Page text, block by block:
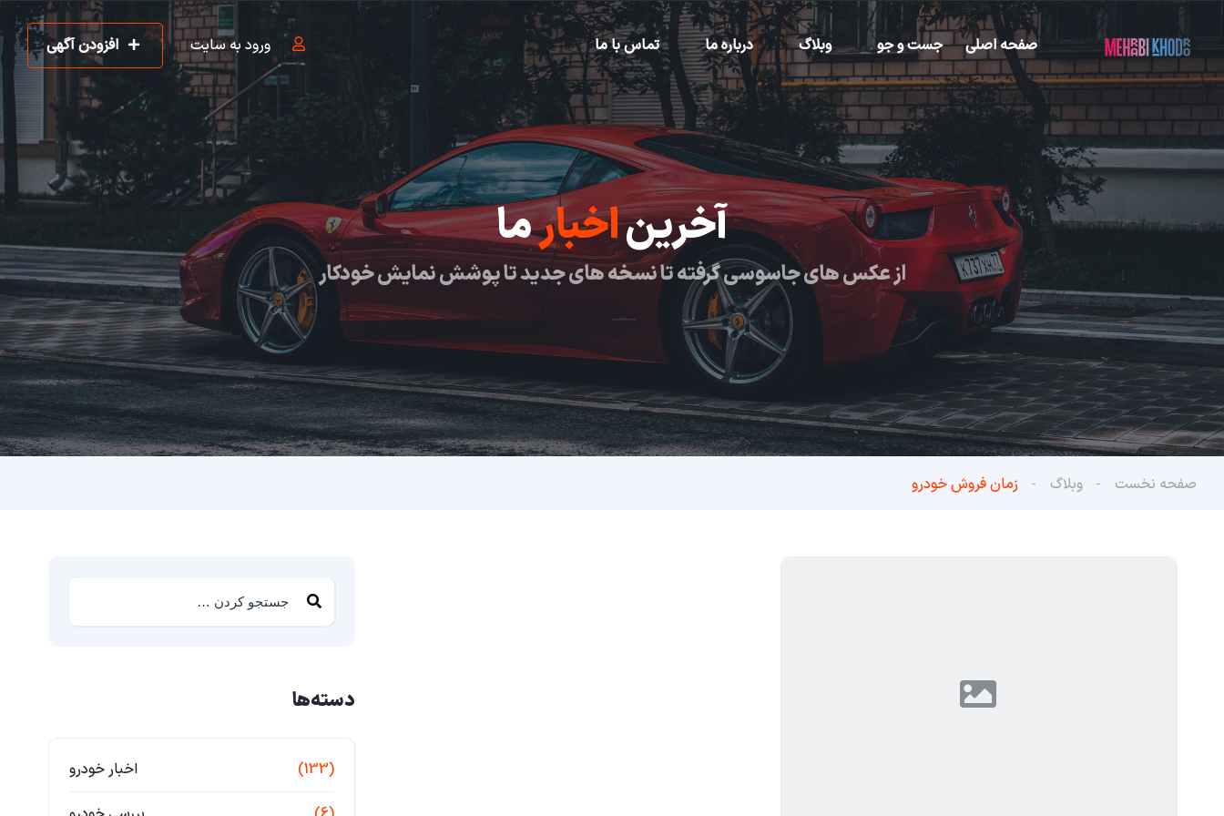
صفحه اصلی جست و جو وبلاگ درباره ما تماس با ما ورود به سایت افزودن آگهی
آخریناخبارما
از عکس های جاسوسی گرفته تا نسخه های جدید تا پوشش نمایش خودکار
صفحه نخست وبلاگ زمان فروش خودرو
دسته‌ها
اخبار خودرو (133)